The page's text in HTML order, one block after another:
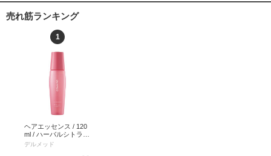
売れ筋ランキング
1
ヘアエッセンス / 120
ml / ハーバルシトラス
/ 120ml
デルメッド